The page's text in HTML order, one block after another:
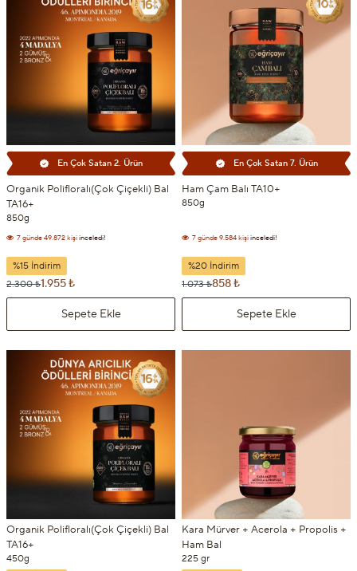
En Çok Satan 2. Ürün
Organik Polifloralı(Çok Çiçekli) Bal
TA16+
850g
7 günde4.464 kişi
%15 İndirim
2.300 ₺1.955 ₺
Sepete Ekle
En Çok Satan 7. Ürün
Ham Çam Balı TA10+
850g
7 günde 9.584 kişiinceledi!
7 günde1.760 kişi
%20 İndirim
1.073 ₺858 ₺
Sepete Ekle
Organik Polifloralı(Çok Çiçekli) Bal
TA16+
450g
Kara Mürver + Acerola + Propolis +
Ham Bal
225 gr